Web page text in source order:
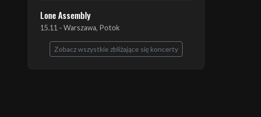
Zobacz wszystkie zbliżające się koncerty